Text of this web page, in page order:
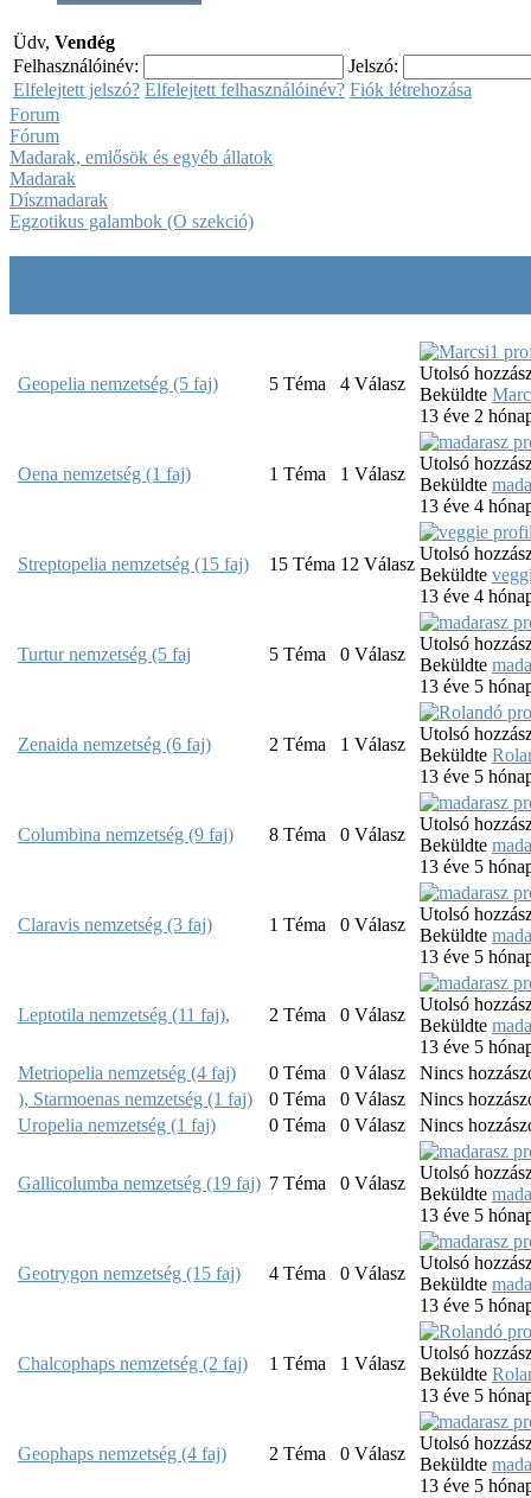
Üdv, Vendég
Felhasználóinév:
Jelszó:
Elfelejtett jelszó? Elfelejtett felhasználóinév? Fiók létrehozása
Forum
Fórum
Madarak, emlősök és egyéb állatok
Madarak
Díszmadarak
Egzotikus galambok (O szekció)
Geopelia nemzetség (5 faj) 5 Téma 4 Válasz
Utolsó
Beküldte
13 éve 2
Oena nemzetség (1 faj) 1 Téma 1 Válasz
Utolsó
Beküldte
13 éve 4
Streptopelia nemzetség (15 faj) 15 Téma 12 Válasz
Utolsó
Beküldte
13 éve 4
Turtur nemzetség (5 faj 5 Téma 0 Válasz
Utolsó
Beküldte
13 éve 5
Zenaida nemzetség (6 faj) 2 Téma 1 Válasz
Utolsó
Beküldte
13 éve 5
Columbina nemzetség (9 faj) 8 Téma 0 Válasz
Utolsó
Beküldte
13 éve 5
Claravis nemzetség (3 faj) 1 Téma 0 Válasz
Utolsó
Beküldte
13 éve 5
Leptotila nemzetség (11 faj), 2 Téma 0 Válasz
Utolsó
Beküldte
13 éve 5
Metriopelia nemzetség (4 faj)
0 Téma 0 Válasz
Nincs
), Starmoenas nemzetség (1 faj)
0 Téma 0 Válasz
Nincs
Uropelia nemzetség (1 faj)
0 Téma 0 Válasz Nincs
Gallicolumba nemzetség (19 faj) 7 Téma 0 Válasz
Utolsó
Beküldte
13 éve 5
Geotrygon nemzetség (15 faj) 4 Téma 0 Válasz
Utolsó
Beküldte
13 éve 5
Chalcophaps nemzetség (2 faj) 1 Téma 1 Válasz
Utolsó
Beküldte
13 éve 5
Geophaps nemzetség (4 faj) 2 Téma 0 Válasz
Utolsó
Beküldte
13 éve 5